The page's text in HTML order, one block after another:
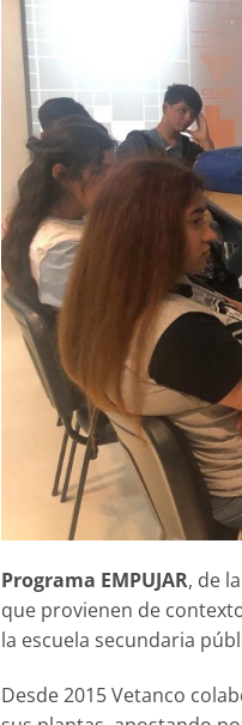
Programa EMPUJAR, de la
que provienen de
la escuela secundaria
Desde 2015 Vetanco